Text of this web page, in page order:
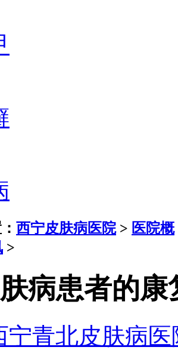
西宁皮肤病医院> 医院概
>
病患者的康
宁青北皮肤病医